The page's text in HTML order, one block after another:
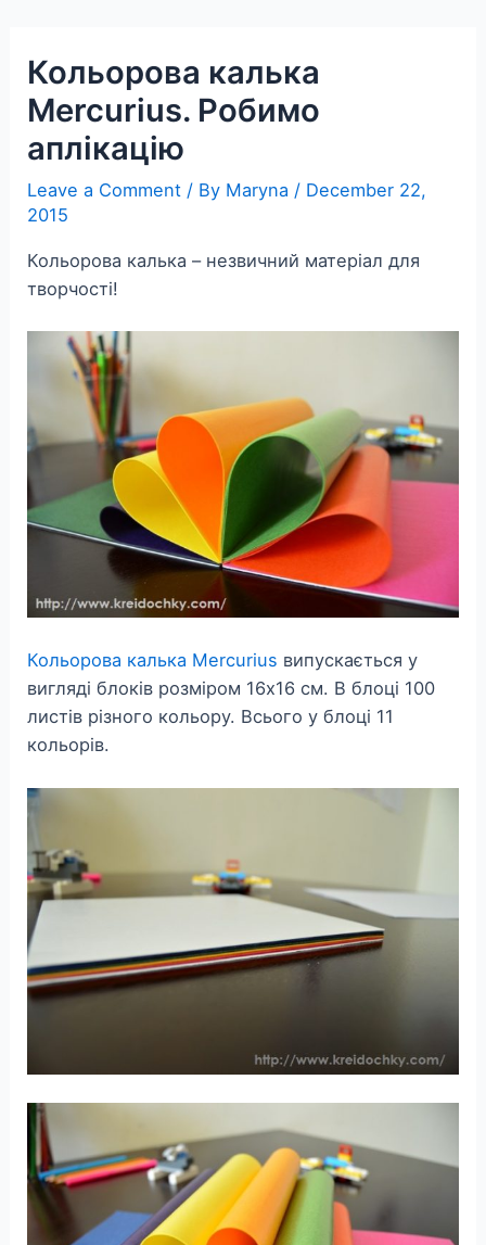
content
Кольорова калька
Mercurius. Робимо
аплікацію
Leave a Comment / By Maryna / December 22,
2015
Кольорова калька – незвичний матеріал для
творчості!
Кольорова калька Mercurius випускається у
вигляді блоків розміром 16х16 см. В блоці 100
листів різного кольору. Всього у блоці 11
кольорів.